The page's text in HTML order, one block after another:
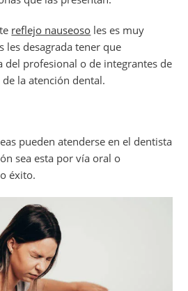
reflejo nauseoso les es muy
les desagrada tener que
del profesional o de integrantes de
la atención dental.
pueden atenderse en el dentista
sea esta por vía oral o
éxito.